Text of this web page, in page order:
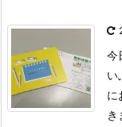
今
い
に
き